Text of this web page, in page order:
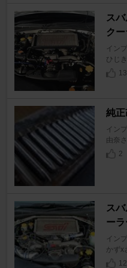
ス
ク
イン
ひじ
13
純
イン
由奈さ
2
ス
ーラ
イン
かずx
12